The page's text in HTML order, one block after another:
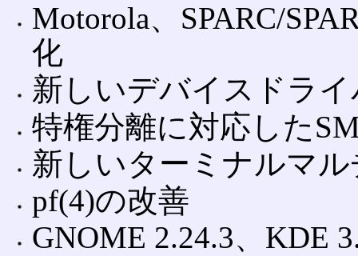
Motorola、SPARC/
化
新しいデバイスドラ
特権分離に対応した
新しいターミナルマ
pf(4)の改善
GNOME 2.24.3、KDE